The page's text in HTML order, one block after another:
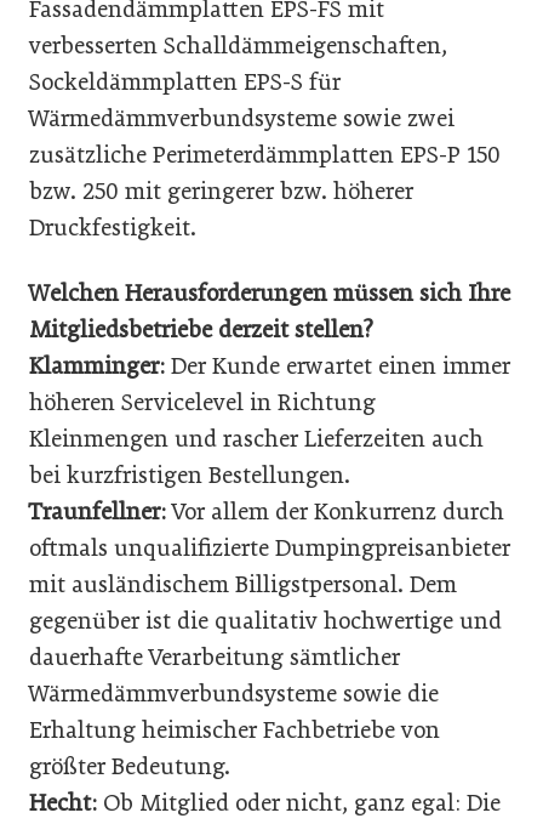
Fassadendämmplatten EPS-FS mit
verbesserten Schalldämmeigenschaften,
Sockeldämmplatten EPS-S für
Wärmedämmverbundsysteme sowie zwei
zusätzliche Perimeter­dämmplatten EPS-P 150
bzw. 250 mit geringerer bzw. höherer
Druckfestigkeit.
Welchen Herausforderungen müssen sich Ihre
Mitgliedsbetriebe derzeit stellen?
Klamminger: Der Kunde erwartet einen immer
höheren Servicelevel in Richtung
Kleinmengen und rascher Lieferzeiten auch
bei kurzfristigen Bestellungen.
Traunfellner:Vor allem der Konkurrenz durch
oftmals unqualifizierte Dumpingpreisanbieter
mit ausländischem Billigstpersonal. Dem
gegenüber ist die qualitativ hochwertige und
dauerhafte Verarbeitung sämtlicher
Wärmedämmverbundsysteme sowie die
Erhaltung heimischer Fachbetriebe von
größter Bedeutung.
Hecht: Ob Mitglied oder nicht, ganz egal: Die